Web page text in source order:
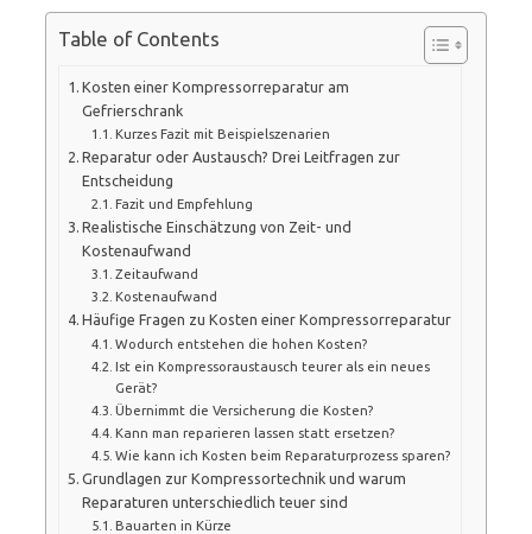
Table of Contents
Kosten einer Kompressorreparatur am
Gefrierschrank
Kurzes Fazit mit Beispielszenarien
Reparatur oder Austausch? Drei Leitfragen zur
Entscheidung
Fazit und Empfehlung
Realistische Einschätzung von Zeit- und
Kostenaufwand
Zeitaufwand
Kostenaufwand
Häufige Fragen zu Kosten einer Kompressorreparatur
Wodurch entstehen die hohen Kosten?
Ist ein Kompressoraustausch teurer als ein neues
Gerät?
Übernimmt die Versicherung die Kosten?
Kann man reparieren lassen statt ersetzen?
Wie kann ich Kosten beim Reparaturprozess sparen?
Grundlagen zur Kompressortechnik und warum
Reparaturen unterschiedlich teuer sind
Bauarten in Kürze